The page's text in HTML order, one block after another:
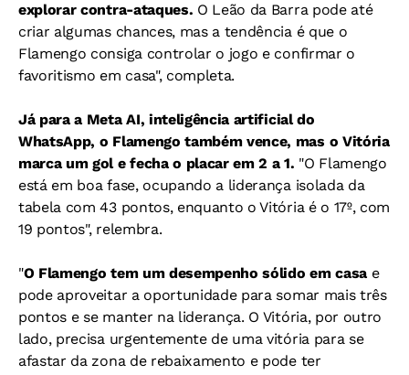
explorar contra-ataques. O Leão da Barra pode até
criar algumas chances, mas a tendência é que o
Flamengo consiga controlar o jogo e confirmar o
favoritismo em casa", completa.
Já para a Meta AI, inteligência artificial do
WhatsApp, o Flamengo também vence, mas o Vitória
marca um gol e fecha o placar em 2 a 1. "O Flamengo
está em boa fase, ocupando a liderança isolada da
tabela com 43 pontos, enquanto o Vitória é o 17º, com
19 pontos", relembra.
"O Flamengo tem um desempenho sólido em casae
pode aproveitar a oportunidade para somar mais três
pontos e se manter na liderança. O Vitória, por outro
lado, precisa urgentemente de uma vitória para se
afastar da zona de rebaixamento e pode ter